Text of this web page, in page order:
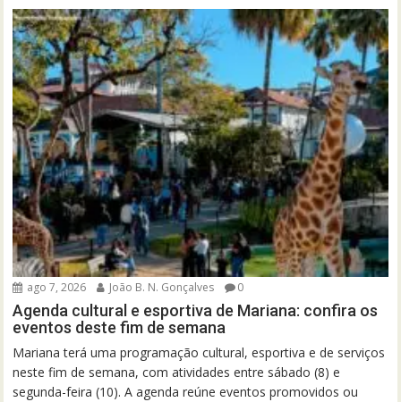
ago 7, 2026 João B. N. Gonçalves 0
Agenda cultural e esportiva de Mariana: confira os
eventos deste fim de semana
Mariana terá uma programação cultural, esportiva e de serviços
neste fim de semana, com atividades entre sábado (8) e
segunda-feira (10). A agenda reúne eventos promovidos ou